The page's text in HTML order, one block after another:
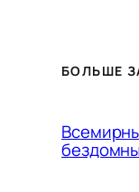
БОЛЬШЕ